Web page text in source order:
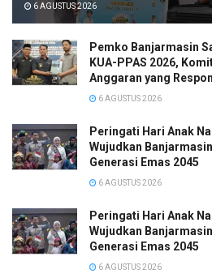
6 AGUSTUS 2026
Pemko Banjarmasin
KUA-PPAS 2026,
Anggaran yang
6 AGUSTUS 2026
Peringati Hari Anak
Wujudkan
Generasi Emas 2045
6 AGUSTUS 2026
Peringati Hari Anak
Wujudkan
Generasi Emas 2045
6 AGUSTUS 2026